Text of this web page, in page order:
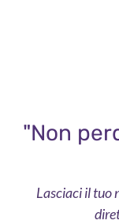
"Non
Lasciaci il tuo